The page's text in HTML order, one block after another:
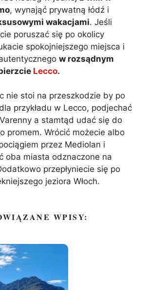
, wynająć prywatną łódź i
wakacjami. Jeśli
poruszać się po okolicy
spokojniejszego miejsca i
w rozsądnym
Lecco.
nie stoi na przeszkodzie by po
przykładu w Lecco, podjechać
a stamtąd udać się do
promem. Wrócić możecie albo
przez Mediolan i
oba miasta odznaczone na
przepłyniecie się po
jeziora Włoch.
WPISY: